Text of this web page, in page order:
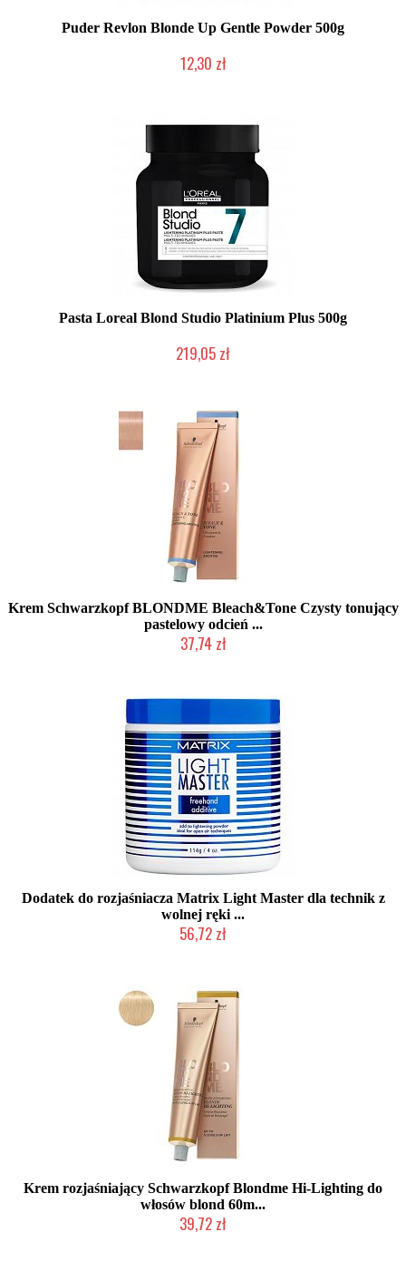
Puder Revlon Blonde Up Gentle Powder 500g
12,30 zł
Pasta Loreal Blond Studio Platinium Plus 500g
219,05 zł
Krem Schwarzkopf BLONDME Bleach&Tone Czysty tonujący
pastelowy odcień ...
37,74 zł
Dodatek do rozjaśniacza Matrix Light Master dla technik z
wolnej ręki ...
56,72 zł
Krem rozjaśniający Schwarzkopf Blondme Hi-Lighting do
włosów blond 60m...
39,72 zł